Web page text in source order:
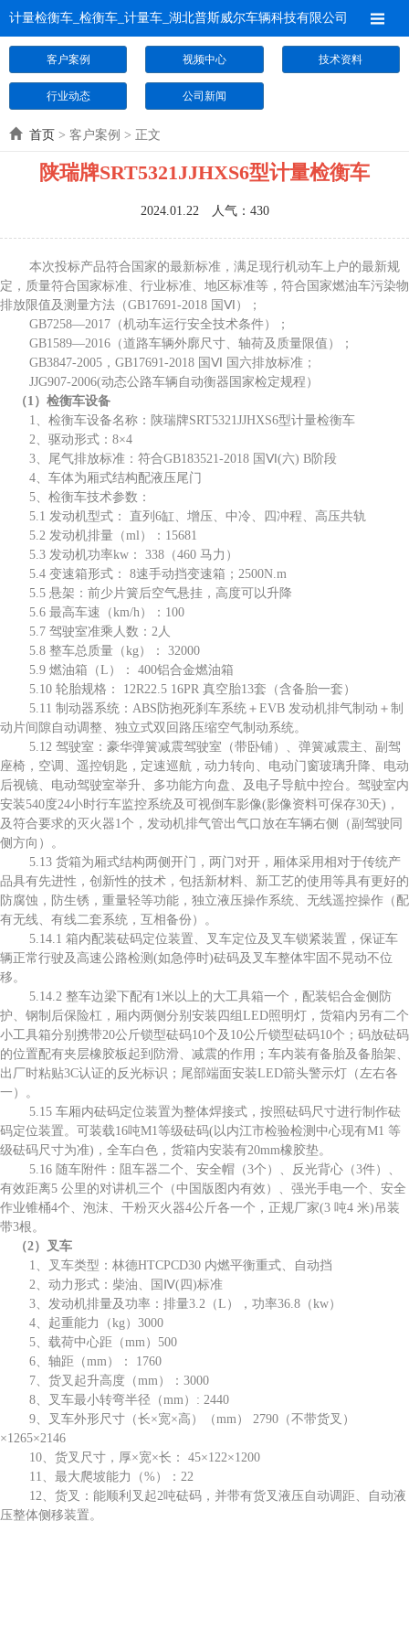
计量检衡车_检衡车_计量车_湖北普斯威尔车辆科技有限公司
客户案例 视频中心 技术资料
行业动态 公司新闻
首页 > 客户案例 > 正文
陕瑞牌SRT5321JJHXS6型计量检衡车
2024.01.22 人气： 430
本次投标产品符合国家的最新标准，满足现行机动车上户的最新规
定，质量符合国家标准、行业标准、地区标准等，符合国家燃油车污染物
排放限值及测量方法（GB17691-2018 国Ⅵ）；
GB7258—2017（机动车运行安全技术条件）；
GB1589—2016（道路车辆外廓尺寸、轴荷及质量限值）；
GB3847-2005，GB17691-2018 国Ⅵ 国六排放标准；
JJG907-2006(动态公路车辆自动衡器国家检定规程）
（1）检衡车设备
1、检衡车设备名称：陕瑞牌SRT5321JJHXS6型计量检衡车
2、驱动形式：8×4
3、尾气排放标准：符合GB183521-2018 国Ⅵ(六) B阶段
4、车体为厢式结构配液压尾门
5、检衡车技术参数：
5.1 发动机型式： 直列6缸、增压、中冷、四冲程、高压共轨
5.2 发动机排量（ml）：15681
5.3 发动机功率kw： 338（460 马力）
5.4 变速箱形式： 8速手动挡变速箱；2500N.m
5.5 悬架：前少片簧后空气悬挂，高度可以升降
5.6 最高车速（km/h）：100
5.7 驾驶室准乘人数：2人
5.8 整车总质量（kg）： 32000
5.9 燃油箱（L）： 400铝合金燃油箱
5.10 轮胎规格： 12R22.5 16PR 真空胎13套（含备胎一套）
5.11 制动器系统：ABS防抱死刹车系统＋EVB 发动机排气制动＋制
动片间隙自动调整、独立式双回路压缩空气制动系统。
5.12 驾驶室：豪华弹簧减震驾驶室（带卧铺）、弹簧减震主、副驾
座椅，空调、遥控钥匙，定速巡航，动力转向、电动门窗玻璃升降、电动
后视镜、电动驾驶室举升、多功能方向盘、及电子导航中控台。驾驶室内
安装540度24小时行车监控系统及可视倒车影像(影像资料可保存30天)，
及符合要求的灭火器1个，发动机排气管出气口放在车辆右侧（副驾驶同
侧方向）。
5.13 货箱为厢式结构两侧开门，两门对开，厢体采用相对于传统产
品具有先进性，创新性的技术，包括新材料、新工艺的使用等具有更好的
防腐蚀，防生锈，重量轻等功能，独立液压操作系统、无线遥控操作（配
有无线、有线二套系统，互相备份）。
5.14.1 箱内配装砝码定位装置、叉车定位及叉车锁紧装置，保证车
辆正常行驶及高速公路检测(如急停时)砝码及叉车整体牢固不晃动不位
移。
5.14.2 整车边梁下配有1米以上的大工具箱一个，配装铝合金侧防
护、钢制后保险杠，厢内两侧分别安装四组LED照明灯，货箱内另有二个
小工具箱分别携带20公斤锁型砝码10个及10公斤锁型砝码10个；码放砝码
的位置配有夹层橡胶板起到防滑、减震的作用；车内装有备胎及备胎架、
出厂时粘贴3C认证的反光标识；尾部端面安装LED箭头警示灯（左右各
一）。
5.15 车厢内砝码定位装置为整体焊接式，按照砝码尺寸进行制作砝
码定位装置。可装载16吨M1等级砝码(以内江市检验检测中心现有M1 等
级砝码尺寸为准)，全车白色，货箱内安装有20mm橡胶垫。
5.16 随车附件：阻车器二个、安全帽（3个）、反光背心（3件）、
有效距离5 公里的对讲机三个（中国版图内有效）、强光手电一个、安全
作业锥桶4个、泡沫、干粉灭火器4公斤各一个，正规厂家(3 吨4 米)吊装
带3根。
（2）叉车
1、叉车类型：林德HTCPCD30 内燃平衡重式、自动挡
2、动力形式：柴油、国Ⅳ(四)标准
3、发动机排量及功率：排量3.2（L），功率36.8（kw）
4、起重能力（kg）3000
5、载荷中心距（mm）500
6、轴距（mm）： 1760
7、货叉起升高度（mm）：3000
8、叉车最小转弯半径（mm）: 2440
9、叉车外形尺寸（长×宽×高）（mm） 2790（不带货叉）
×1265×2146
10、货叉尺寸，厚×宽×长： 45×122×1200
11、最大爬坡能力（%）：22
12、货叉：能顺利叉起2吨砝码，并带有货叉液压自动调距、自动液
压整体侧移装置。